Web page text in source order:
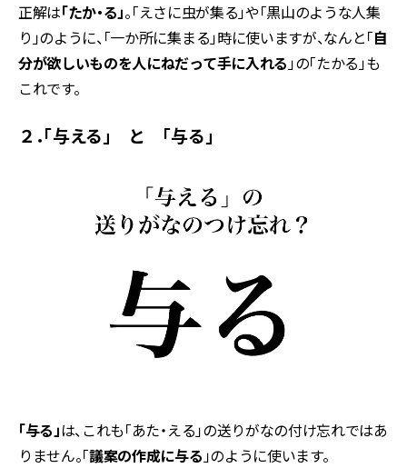
正解は「たか・る」。「えさに虫が集る」や「黒山のような人集
り」のように、「一か所に集まる」時に使いますが、なんと「自
分が欲しいものを人にねだって手に入れる」の「たかる」も
これです。
２．「与える」 と 「与る」
「与る」は、これも「あた・える」の送りがなの付け忘れではあ
りません。「議案の作成に与る」のように使います。